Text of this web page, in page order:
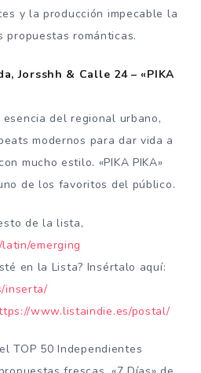
y la producción impecable la
románticas.
Jorsshh & Calle 24 – «PIKA
del regional urbano,
modernos para dar vida a
mucho estilo. «PIKA PIKA»
de los favoritos del público.
de la lista,
emerging
en la Lista? Insértalo aquí:
inserta/
www.listaindie.es/postal/
TOP 50 Independientes